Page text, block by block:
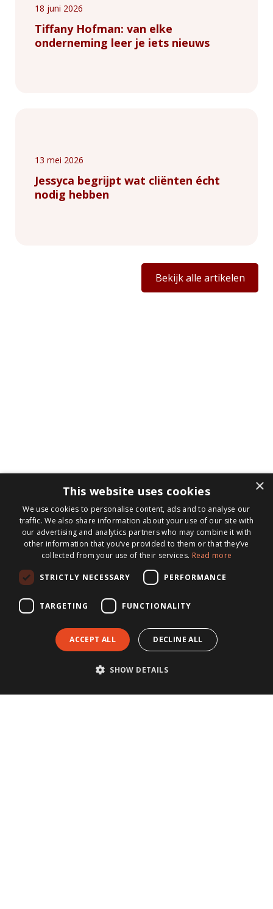
18 juni 2026
Tiffany Hofman: van elke
onderneming leer je iets nieuws
13 mei 2026
Jessyca begrijpt wat cliënten écht
nodig hebben
Bekijk alle artikelen
×
This website uses cookies
We use cookies to personalise content, ads and to analyse our
traffic. We also share information about your use of our site with
our advertising and analytics partners who may combine it with
other information that you’ve provided to them or that they’ve
collected from your use of their services. Read more
STRICTLY NECESSARY PERFORMANCE
TARGETING FUNCTIONALITY
ACCEPT ALL DECLINE ALL
SHOW DETAILS